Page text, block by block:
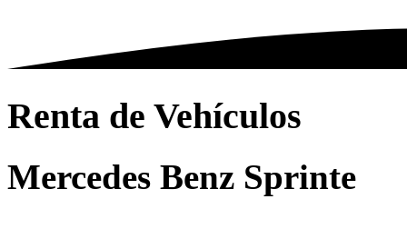
Renta de Vehículos
Mercedes Benz Sprinte